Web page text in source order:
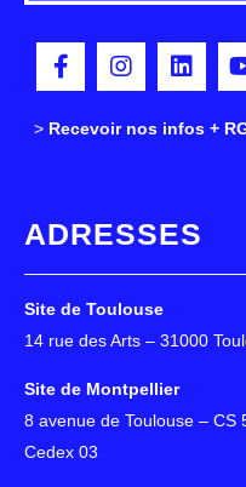
> Recevoir nos infos +
ADRESSES
Site de Toulouse
14 rue des Arts – 31000
Site de Montpellier
8 avenue de Toulouse – CS
Cedex 03